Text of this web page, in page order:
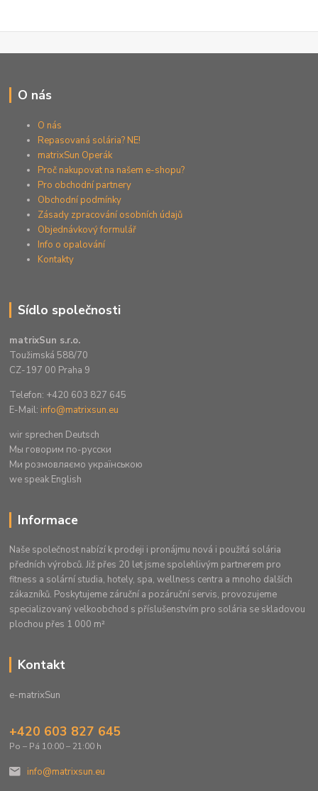
O nás
O nás
Repasovaná solária? NE!
matrixSun Operák
Proč nakupovat na našem e-shopu?
Pro obchodní partnery
Obchodní podmínky
Zásady zpracování osobních údajů
Objednávkový formulář
Info o opalování
Kontakty
Sídlo společnosti
matrixSun s.r.o.
Toužimská 588/70
CZ-197 00 Praha 9
Telefon: +420 603 827 645
E-Mail: info@matrixsun.eu
wir sprechen Deutsch
Mы говорим по-русски
Ми розмовляємо українською
we speak English
Informace
Naše společnost nabízí k prodeji i pronájmu nová i použitá solária
předních výrobců. Již přes 20 let jsme spolehlivým partnerem pro
fitness a solární studia, hotely, spa, wellness centra a mnoho dalších
zákazníků. Poskytujeme záruční a pozáruční servis, provozujeme
specializovaný velkoobchod s příslušenstvím pro solária se skladovou
plochou přes 1 000 m²
Kontakt
e-matrixSun
+420 603 827 645
Po – Pá 10:00 – 21:00 h
info@matrixsun.eu